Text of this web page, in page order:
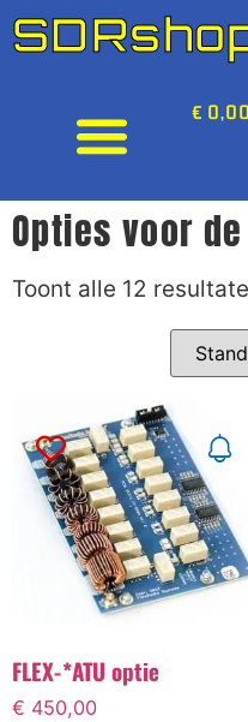
€ 0,00
Opties voor
Toont alle 12
FLEX-*ATU optie
€ 450,00